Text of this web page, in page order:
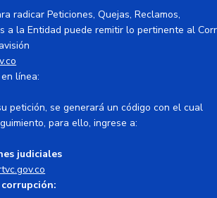
radicar Peticiones, Quejas, Reclamos,
a la Entidad puede remitir lo pertinente al
línea:
petición, se generará un código con el cual
para ello, ingrese a:
judiciales